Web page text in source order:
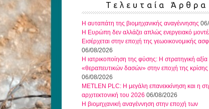
Τελευταία Άρθρα
Η αυταπάτη της βιομηχανικής αναγέννησης
Η Ευρώπη δεν αλλάζει απλώς ενεργειακό
Εισέρχεται στην εποχή της γεωοικονομικής
06/08/2026
Η ιατρικοποίηση της φύσης: Η στρατηγική
«θεραπευτικών δασών» στην εποχή της κρίσης
06/08/2026
METLEN PLC: Η μεγάλη επανεκκίνηση και η
αρχιτεκτονική του 2026 06/08/2026
Η βιομηχανική αναγέννηση στην εποχή των